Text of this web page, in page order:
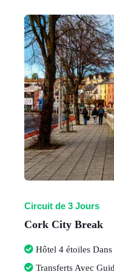
Circuit de 3 Jours
Cork City Break
Hôtel 4 étoiles
Transferts Avec